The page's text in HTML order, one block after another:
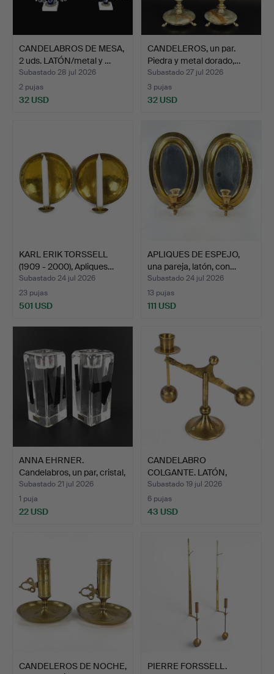
CANDELABROS DE MESA,
2 uds. LATÓN/metal y …
Subastado 28 jul 2026
2 pujas
32 USD
CANDELEROS, un par.
Piedra y metal dorado,…
Subastado 27 jul 2026
3 pujas
32 USD
KARL ERIK TORSSELL
(1909 - 2000), Apliques…
Subastado 24 jul 2026
23 pujas
501 USD
APLIQUES DE ESPEJO,
una pareja, latón, con…
Subastado 24 jul 2026
13 pujas
111 USD
ANNA EHRNER.
Candelabros, un par, cristal,
…
Subastado 21 jul 2026
1 puja
22 USD
CANDELABRO
COLGANTE. LATÓN,
Scandic mässin…
Subastado 19 jul 2026
6 pujas
43 USD
CANDELEROS DE NOCHE,
PIERRE FORSSELL.